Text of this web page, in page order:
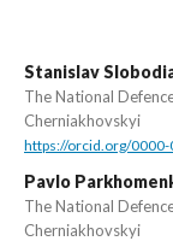
Stanislav
The National
Cherniakhovskyi
https://orcid.org/
Pavlo
The National
Cherniakhovskyi